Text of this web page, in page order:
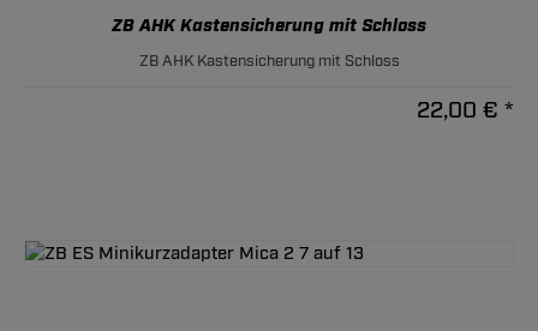
ZB AHK Kastensicherung mit Schloss
ZB AHK Kastensicherung mit Schloss
22,00 € *